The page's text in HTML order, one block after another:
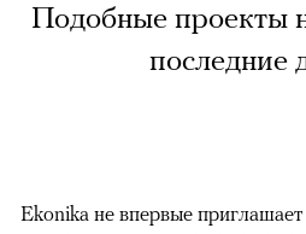
Подобные проекты
последние
Ekonika не впервые